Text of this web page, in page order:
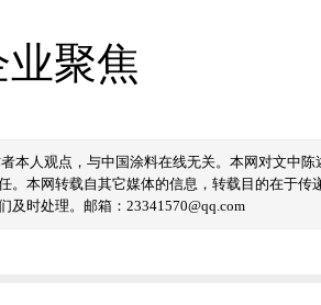
业聚焦
者本人观点，与中国涂料在线无关。本网对文中
。本网转载自其它媒体的信息，转载目的在于
及时处理。邮箱：23341570@qq.com